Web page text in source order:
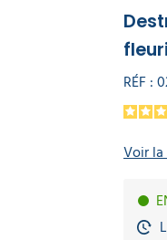
RÉF :
Voir